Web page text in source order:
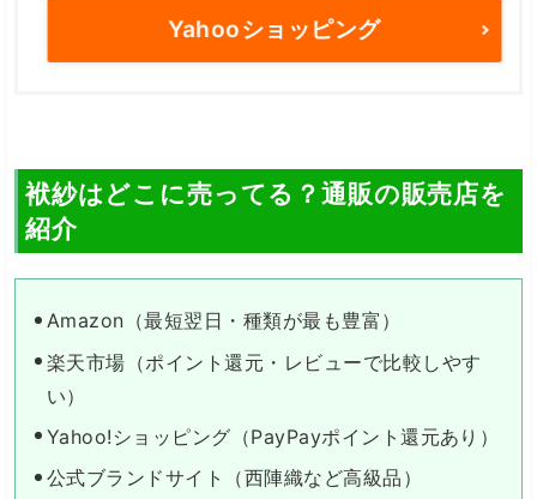
Yahooショッピング
袱紗はどこに売ってる？通販の販売店を
紹介
Amazon（最短翌日・種類が最も豊富）
楽天市場（ポイント還元・レビューで比較しやす
い）
Yahoo!ショッピング（PayPayポイント還元あり）
公式ブランドサイト（西陣織など高級品）